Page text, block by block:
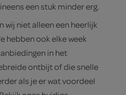
een stuk minder erg.
wij niet alleen een heerlijk
hebben ook elke week
in het
ontbijt of die snelle
als je er wat voordeel